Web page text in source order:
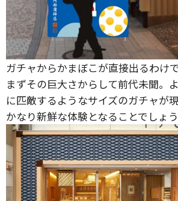
ガチャからかまぼこが直接出るわけ
まずその巨大さからして前代未聞。
に匹敵するようなサイズのガチャが
かなり新鮮な体験となることでしょう